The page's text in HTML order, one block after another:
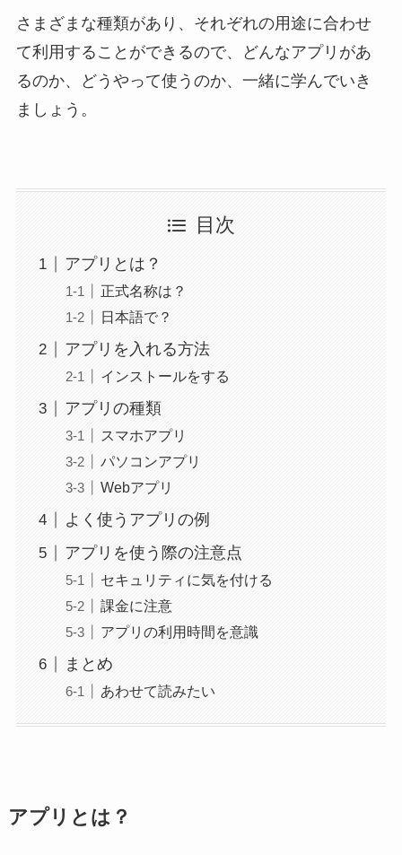
さまざまな種類があり、それぞれの用途に合わせ
て利用することができるので、どんなアプリがあ
るのか、どうやって使うのか、一緒に学んでいき
ましょう。
目次
アプリとは？
正式名称は？
日本語で？
アプリを入れる方法
インストールをする
アプリの種類
スマホアプリ
パソコンアプリ
Webアプリ
よく使うアプリの例
アプリを使う際の注意点
セキュリティに気を付ける
課金に注意
アプリの利用時間を意識
まとめ
あわせて読みたい
アプリとは？